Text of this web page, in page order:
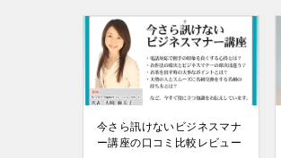
今さら訊けないビジネスマナ
ー講座の口コミ比較レビュー